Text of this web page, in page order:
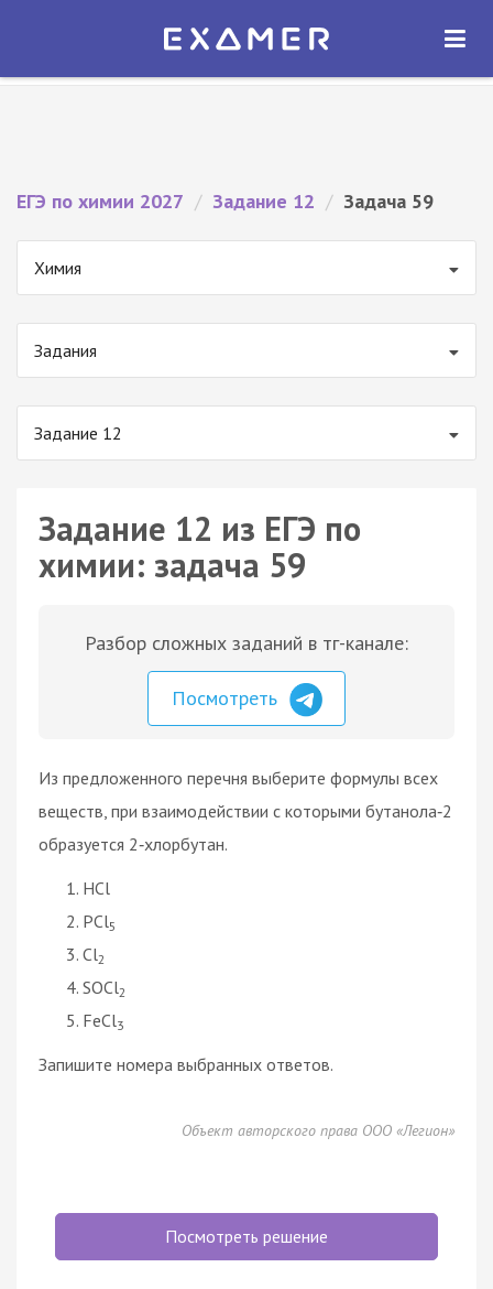
Экзамер — ЕГЭ 2027
ОТКРЫТЬ
ЕГЭ по химии 2027 / Задание 12 / Задача 59
Химия
Задания
Задание 12
Задание 12 из ЕГЭ по
химии: задача 59
Разбор сложных заданий в тг-канале:
Посмотреть
Из предложенного перечня выберите формулы всех
веществ, при взаимодействии с которыми бутанола‑2
образуется 2‑хлорбутан.
HCl
PCl5
Cl2
SOCl2
FeCl3
Запишите номера выбранных ответов.
Объект авторского права ООО «Легион»
Посмотреть решение